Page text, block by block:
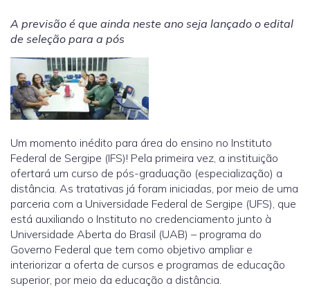
A previsão é que ainda neste ano seja lançado o edital
de seleção para a pós
Um momento inédito para área do ensino no Instituto
Federal de Sergipe (IFS)! Pela primeira vez, a instituição
ofertará um curso de pós-graduação (especialização) a
distância. As tratativas já foram iniciadas, por meio de uma
parceria com a Universidade Federal de Sergipe (UFS), que
está auxiliando o Instituto no credenciamento junto à
Universidade Aberta do Brasil (UAB) – programa do
Governo Federal que tem como objetivo ampliar e
interiorizar a oferta de cursos e programas de educação
superior, por meio da educação a distância.